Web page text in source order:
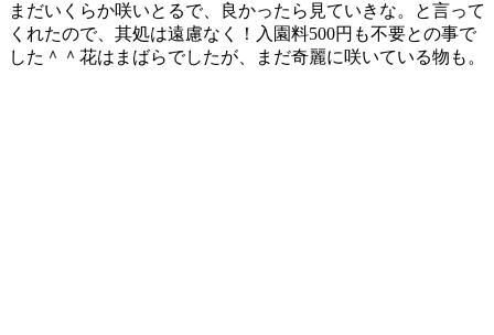
まだいくらか咲いとるで、良かったら見ていきな。と言って
くれたので、其処は遠慮なく！入園料500円も不要との事で
した＾＾花はまばらでしたが、まだ奇麗に咲いている物も。